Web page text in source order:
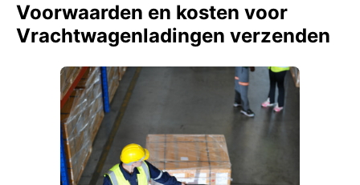
Voorwaarden en kosten voor
Vrachtwagenladingen verzenden